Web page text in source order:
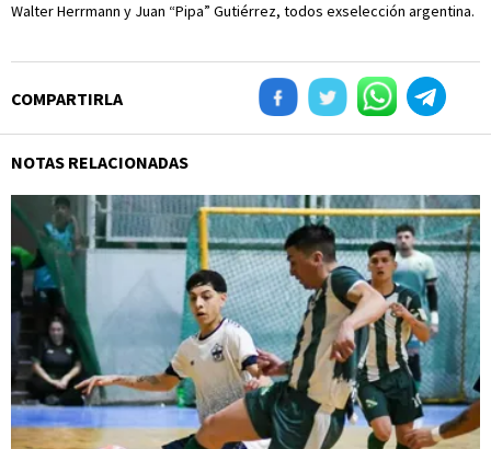
Walter Herrmann y Juan “Pipa” Gutiérrez, todos exselección argentina.
COMPARTIRLA
NOTAS RELACIONADAS